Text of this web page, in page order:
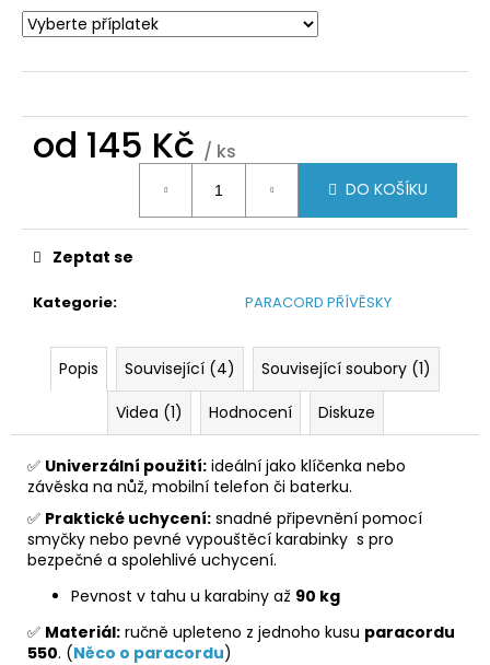
od 145 Kč / ks
DO KOŠÍKU
Kategorie: PARACORD PŘÍVĚSKY
Zeptat se
Popis Související (4)
Související soubory (1)
Videa (1)
Hodnocení Diskuze
✅ Univerzální použití: ideální jako klíčenka nebo
závěska na nůž, mobilní telefon či baterku.
✅ Praktické uchycení: snadné připevnění pomocí
smyčky nebo pevné vypouštěcí karabinky s pro
bezpečné a spolehlivé uchycení.
Pevnost v tahu u karabiny až 90 kg
✅ Materiál: ručně upleteno z jednoho kusu paracordu
550. (Něco o paracordu)